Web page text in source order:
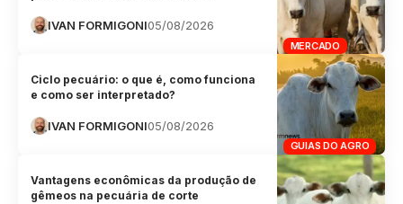
MERCADO
IVAN FORMIGONI05/08/2026
GUIAS DO AGRO
Ciclo pecuário: o que é, como funciona
e como ser interpretado?
IVAN FORMIGONI05/08/2026
Vantagens econômicas da produção de
gêmeos na pecuária de corte